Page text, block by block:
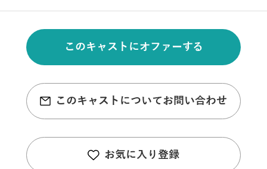
このキャストにオファーする
このキャストについてお問い合わせ
お気に入り登録